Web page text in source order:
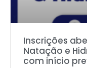
Inscrições
Natação e
com início